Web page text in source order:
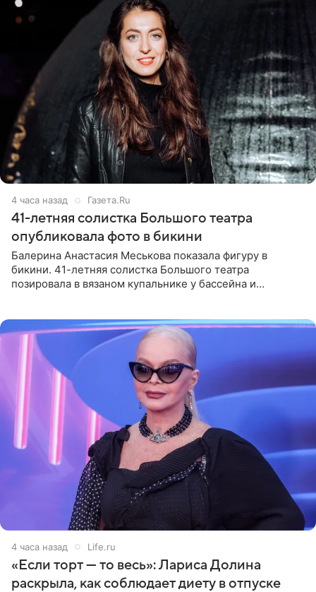
4 часа назад Газета.Ru
41-летняя солистка Большого театра
опубликовала фото в бикини
Балерина Анастасия Меськова показала фигуру в
бикини. 41-летняя солистка Большого театра
позировала в вязаном купальнике у бассейна и
4 часа назад Life.ru
«Если торт — то весь»: Лариса Долина
раскрыла, как соблюдает диету в отпуске